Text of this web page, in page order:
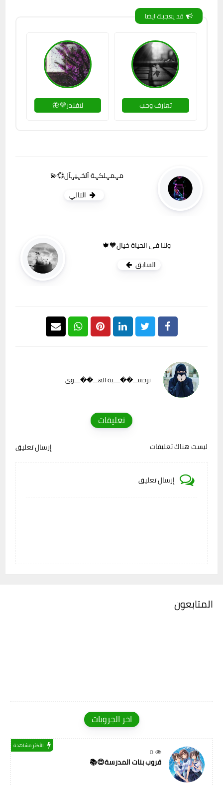
قد يعجبك ايضا
تعارف وحب لافندر💜🦋
مہمہلكہة آلخہيہآل💞💫
التالي
ولنا في الحياة خيال🧡🍁
السابق
نرجســـ��ــــية الهـــ��ــــوى
تعليقات
ليست هناك تعليقات إرسال تعليق
إرسال تعليق
المتابعون
اخر الجروبات
0
الأكثر مشاهدة
قروب بنات المدرسة😍📚